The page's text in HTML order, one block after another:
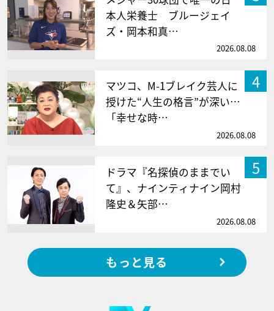
本人栄養士 ブルージェイ
ズ・岡本和真…
2026.08.08
4
マツコ、M-1ブレイク芸人に
授けた“人生の格言”が深い…
「幸せな時…
2026.08.08
5
ドラマ『名探偵のままでい
て』、ナインティナイン岡村
隆史＆矢部…
2026.08.08
もっと見る